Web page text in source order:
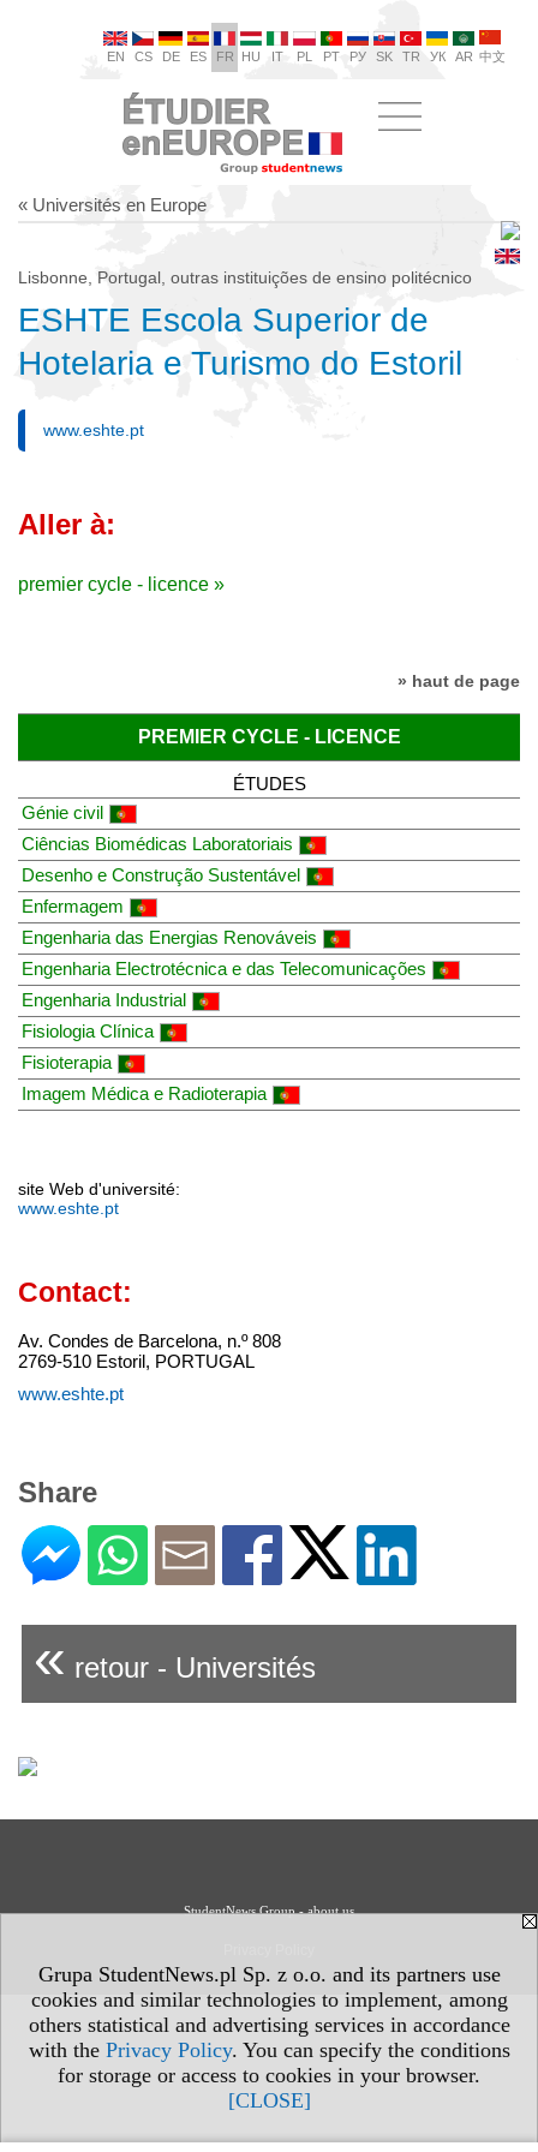
Grupa StudentNews.pl Sp. z o.o. and its partners use
cookies and similar technologies to implement, among
others statistical and advertising services in accordance
with the Privacy Policy. You can specify the conditions
for storage or access to cookies in your browser.
[CLOSE]
EN CS DE ES FR HU IT PL PT РУ SK TR УК AR 中文
« Universités en Europe
Lisbonne, Portugal, outras instituições de ensino politécnico
ESHTE Escola Superior de
Hotelaria e Turismo do Estoril
www.eshte.pt
Aller à:
premier cycle - licence »
» haut de page
PREMIER CYCLE - LICENCE
ÉTUDES
Génie civil
Ciências Biomédicas Laboratoriais
Desenho e Construção Sustentável
Enfermagem
Engenharia das Energias Renováveis
Engenharia Electrotécnica e das Telecomunicações
Engenharia Industrial
Fisiologia Clínica
Fisioterapia
Imagem Médica e Radioterapia
site Web d'université:
www.eshte.pt
Contact:
Av. Condes de Barcelona, n.º 808
2769-510 Estoril, PORTUGAL
www.eshte.pt
Share
« retour - Universités
StudentNews Group - about us